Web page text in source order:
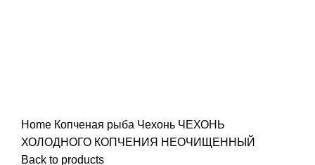
Home Копченая рыба Чехонь ЧЕХОНЬ
ХОЛОДНОГО КОПЧЕНИЯ НЕОЧИЩЕННЫЙ
Back to products